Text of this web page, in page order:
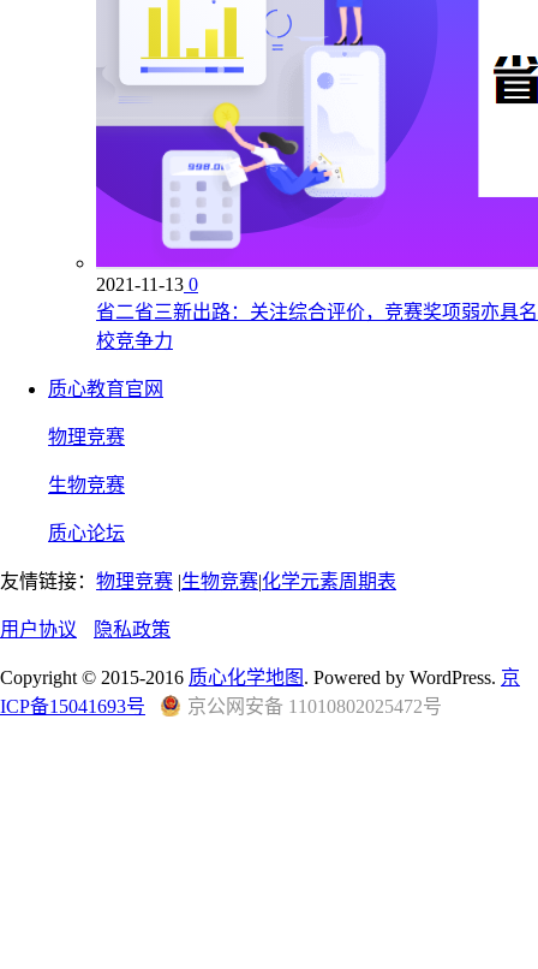
2021-11-13 0
省二省三新出路：关注综合评价，竞赛奖项弱亦具名
校竞争力
质心教育官网
物理竞赛
生物竞赛
质心论坛
友情链接： 物理竞赛 |生物竞赛|化学元素周期表
用户协议 隐私政策
Copyright © 2015-2016 质心化学地图 . Powered by WordPress. 京
ICP备15041693号
京公网安备 11010802025472号